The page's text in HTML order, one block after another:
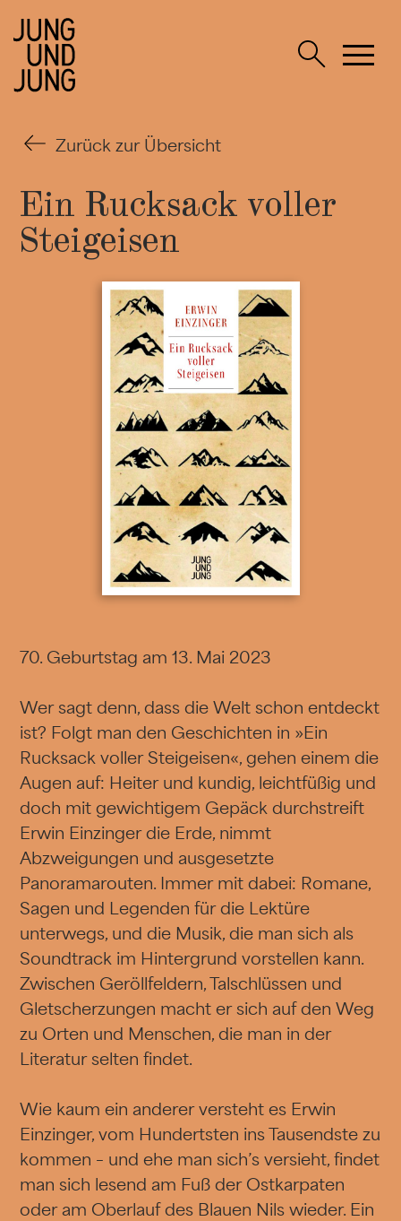
Zurück zur Übersicht
Ein Rucksack voller
Steigeisen
70. Geburtstag am 13. Mai 2023
Wer sagt denn, dass die Welt schon entdeckt
ist? Folgt man den Geschichten in »Ein
Rucksack voller Steigeisen«, gehen einem die
Augen auf: Heiter und kundig, leichtfüßig und
doch mit gewichtigem Gepäck durchstreift
Erwin Einzinger die Erde, nimmt
Abzweigungen und ausgesetzte
Panoramarouten. Immer mit dabei: Romane,
Sagen und Legenden für die Lektüre
unterwegs, und die Musik, die man sich als
Soundtrack im Hintergrund vorstellen kann.
Zwischen Geröllfeldern, Talschlüssen und
Gletscherzungen macht er sich auf den Weg
zu Orten und Menschen, die man in der
Literatur selten findet.
Wie kaum ein anderer versteht es Erwin
Einzinger, vom Hundertsten ins Tausendste zu
kommen – und ehe man sich’s versieht, findet
man sich lesend am Fuß der Ostkarpaten
oder am Oberlauf des Blauen Nils wieder. Ein